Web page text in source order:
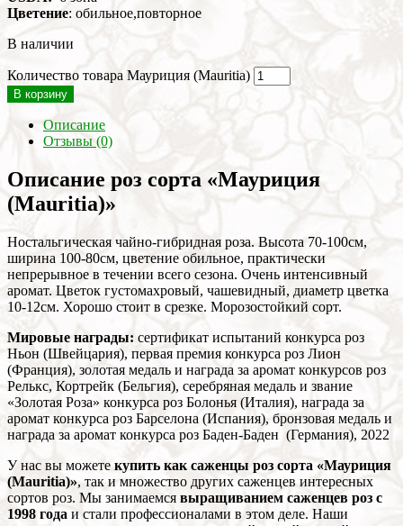
Цветение: обильное,повторное
В наличии
Количество товара Мауриция (Mauritia)
В корзину
Описание
Отзывы (0)
Описание роз сорта «Мауриция
(Mauritia)»
Ностальгическая чайно-гибридная роза. Высота 70-100см,
ширина 100-80см, цветение обильное, практически
непрерывное в течении всего сезона. Очень интенсивный
аромат. Цветок густомахровый, чашевидный, диаметр цветка
10-12см. Хорошо стоит в срезке. Морозостойкий сорт.
Мировые награды: сертификат испытаний конкурса роз
Ньон (Швейцария), первая премия конкурса роз Лион
(Франция), золотая медаль и награда за аромат конкурсов роз
Релькс, Кортрейк (Бельгия), серебряная медаль и звание
«Золотая Роза» конкурса роз Болонья (Италия), награда за
аромат конкурса роз Барселона (Испания), бронзовая медаль и
награда за аромат конкурса роз Баден-Баден (Германия), 2022
У нас вы можете купить как саженцы роз сорта «Мауриция
(Mauritia)», так и множество других саженцев интересных
сортов роз. Мы занимаемся выращиванием саженцев роз с
1998 года и стали профессионалами в этом деле. Наши